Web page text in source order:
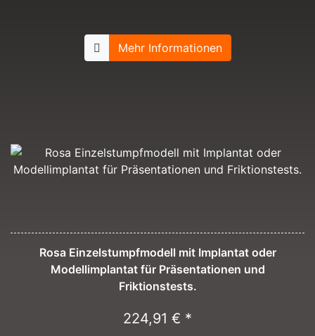
Mehr Informationen
Rosa Einzelstumpfmodell mit Implantat oder
Modellimplantat für Präsentationen und
Friktionstests.
224,91 € *